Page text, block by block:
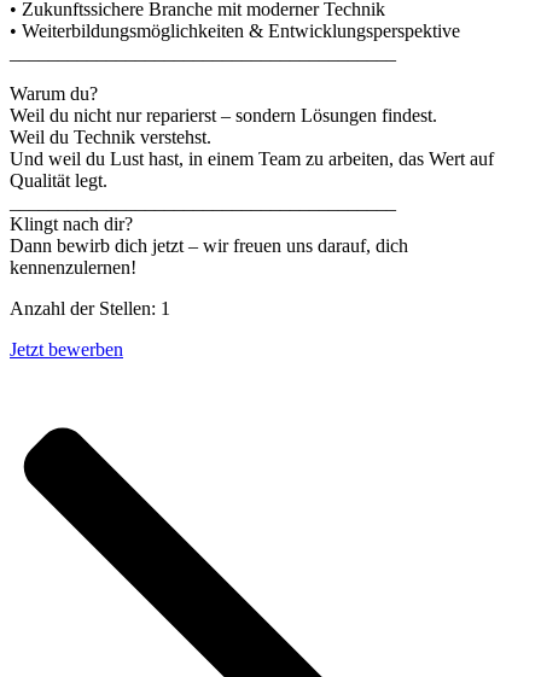
• Zukunftssichere Branche mit moderner Technik
• Weiterbildungsmöglichkeiten & Entwicklungsperspektive
Warum du?
Weil du nicht nur reparierst – sondern Lösungen findest.
Weil du Technik verstehst.
Und weil du Lust hast, in einem Team zu arbeiten, das Wert auf
Qualität legt.
Klingt nach dir?
Dann bewirb dich jetzt – wir freuen uns darauf, dich
kennenzulernen!
Anzahl der Stellen: 1
Jetzt bewerben